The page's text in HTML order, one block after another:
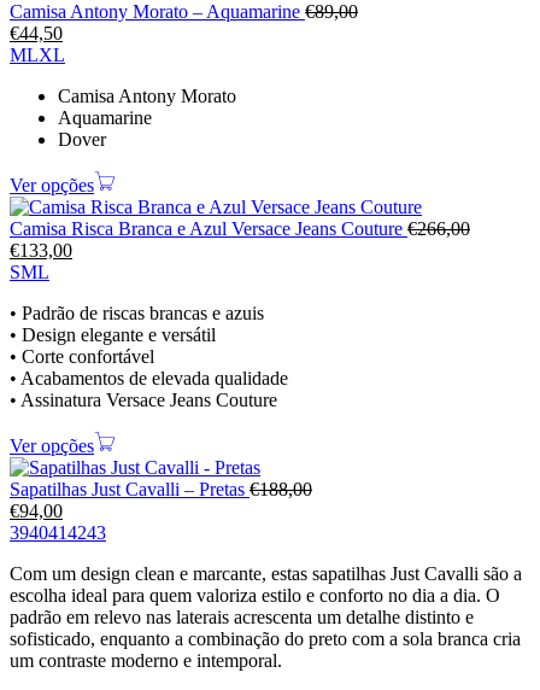
Camisa Antony Morato – Aquamarine €89,00
€44,50
MLXL
Camisa Antony Morato
Aquamarine
Dover
Ver opções
Camisa Risca Branca e Azul Versace Jeans Couture €266,00
€133,00
SML
• Padrão de riscas brancas e azuis
• Design elegante e versátil
• Corte confortável
• Acabamentos de elevada qualidade
• Assinatura Versace Jeans Couture
Ver opções
Sapatilhas Just Cavalli – Pretas €188,00
€94,00
3940414243
Com um design clean e marcante, estas sapatilhas Just Cavalli são a
escolha ideal para quem valoriza estilo e conforto no dia a dia. O
padrão em relevo nas laterais acrescenta um detalhe distinto e
sofisticado, enquanto a combinação do preto com a sola branca cria
um contraste moderno e intemporal.